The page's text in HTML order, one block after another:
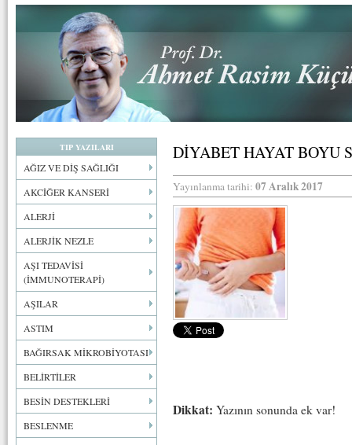
TIP YAZILARI
AĞIZ VE DİŞ SAĞLIĞI
AKCİĞER KANSERİ
ALERJİ
ALERJİK NEZLE
AŞI TEDAVİSİ
(İMMUNOTERAPİ)
AŞILAR
ASTIM
BAĞIRSAK MİKROBİYOTASI
BELİRTİLER
BESİN DESTEKLERİ
BESLENME
DİYABET HAYAT BOYU
Yayınlanma tarihi: 07 Aralık 2017
Dikkat: Yazının sonunda ek var!